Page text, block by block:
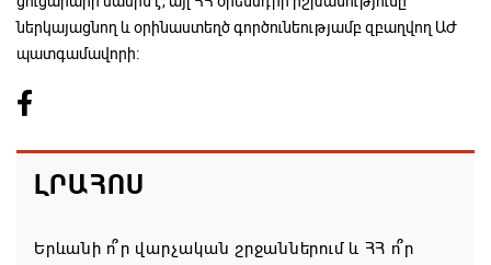
ներկայացնող և օրինաստեղծ գործունեությամբ զբաղվող ԱԺ
պատգամավորի։
ԼՐԱՀՈՍ
Երևանի ո՞ր վարչական շրջաններում և ՀՀ ո՞ր